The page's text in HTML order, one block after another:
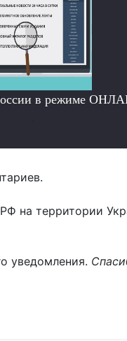
в режиме
на территории
уведомления.